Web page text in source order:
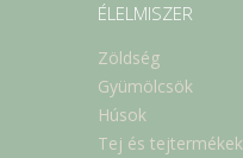
ÉLELMISZER
Zöldség
Gyümölcsök
Húsok
Tej és tejtermékek